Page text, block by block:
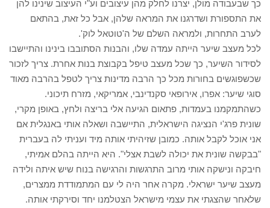
כך שבעבודה מולן, יצרנו לחלק מהן עיצובים וע"י העיצוב שינינו להן
את התספורת ושדרגנו את המראה שלהן, אבל כל זאת, בהתאם
לערב התחרות, ולמראה השלם של ה'טוטאל לוק'.
לכל מעצב שיער הייתה עמדה שלו, והבנות הסתובבו בינינו והתיישבו
לסידור השיער, כך שכל מעצב טיפל בקבוצת בנות אחרת. צריך לזכור
שכשפוגשים בחורות מכל כך הרבה מדינות צריך לטפל בהרבה מאוד
סוגי שיער: אפרו, אירופאי סקנדינבי, אמריקאי, מזרח תיכוני.
כשהתמקמנו בעמדות, פתאום הגיעה אלי בריצה ולחץ, באופן מקרי,
שונית פרג'י הנציגה הישראלית, התיישבה ושאלה אותי באנגלית אם
אני אוכל לקבל אותה. כמובן שזיהיתי אותה מיד ועניתי לה בעברית
"בבקשה שונית את יכולה לשבת אצלי". היא הייתה בהלם אמיתי,
חיבקה ונישקה אותי מרוב התרגשות והרגישה בנוח שיש איתה ולידה
מעצב שיער ישראלי. מקרה אחר היה לי עם המתמודדת ממצרים,
שלאחר שהצגתי את עצמי מישראל הצטלמנו יחד וסירקתי אותה.